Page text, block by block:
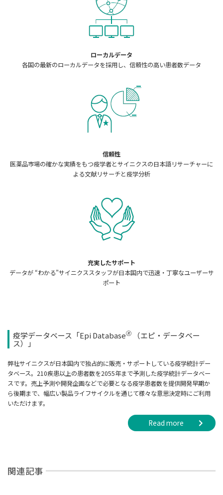
ローカルデータ
各国の最新のローカルデータを採用し、信頼性の高い患者数データ
信頼性
医薬品市場の確かな実績をもつ疫学者とサイニクスの日本語リサーチャーに
よる文献リサーチと疫学分析
充実したサポート
データが “わかる”サイニクススタッフが日本国内で迅速・丁寧なユーザーサ
ポート
疫学データベース「Epi Database🄬 （エピ・データベー
ス）」
弊社サイニクスが日本国内で独占的に販売・サポートしている疫学統計デー
タベース。210疾患以上の患者数を2055年まで予測した疫学統計データベー
スです。売上予測や開発企画などで必要となる疫学患者数を提供開発早期か
ら後期まで、幅広い製品ライフサイクルを通じて様々な意思決定時にご利用
いただけます。
Read more
関連記事